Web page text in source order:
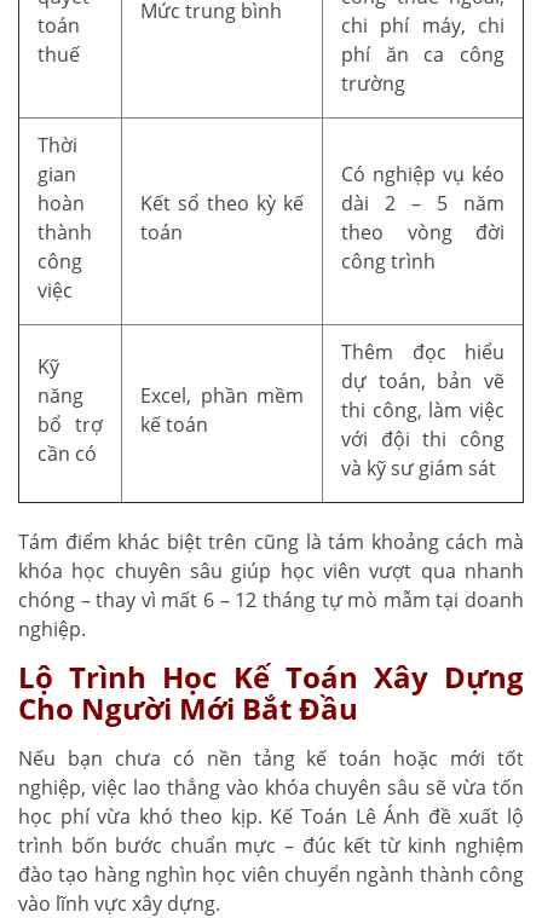
toán
thuế
Mức trung bình
chi phí máy, chi
phí ăn ca công
trường
Thời
gian
hoàn
thành
công
việc
Kết sổ theo kỳ kế
toán
Có nghiệp vụ kéo
dài 2 – 5 năm
theo vòng đời
công trình
Kỹ
năng
bổ trợ
cần có
Excel, phần mềm
kế toán
Thêm đọc hiểu
dự toán, bản vẽ
thi công, làm việc
với đội thi công
và kỹ sư giám sát
Tám điểm khác biệt trên cũng là tám khoảng cách mà
khóa học chuyên sâu giúp học viên vượt qua nhanh
chóng – thay vì mất 6 – 12 tháng tự mò mẫm tại doanh
nghiệp.
Lộ Trình Học Kế Toán Xây Dựng
Cho Người Mới Bắt Đầu
Nếu bạn chưa có nền tảng kế toán hoặc mới tốt
nghiệp, việc lao thẳng vào khóa chuyên sâu sẽ vừa tốn
học phí vừa khó theo kịp. Kế Toán Lê Ánh đề xuất lộ
trình bốn bước chuẩn mực – đúc kết từ kinh nghiệm
đào tạo hàng nghìn học viên chuyển ngành thành công
vào lĩnh vực xây dựng.